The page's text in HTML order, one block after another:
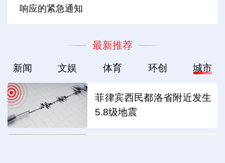
响应的紧急通知
最新推荐
新闻 文娱 体育 环创 城市
菲律宾西民都洛省附近发生
5.8级地震